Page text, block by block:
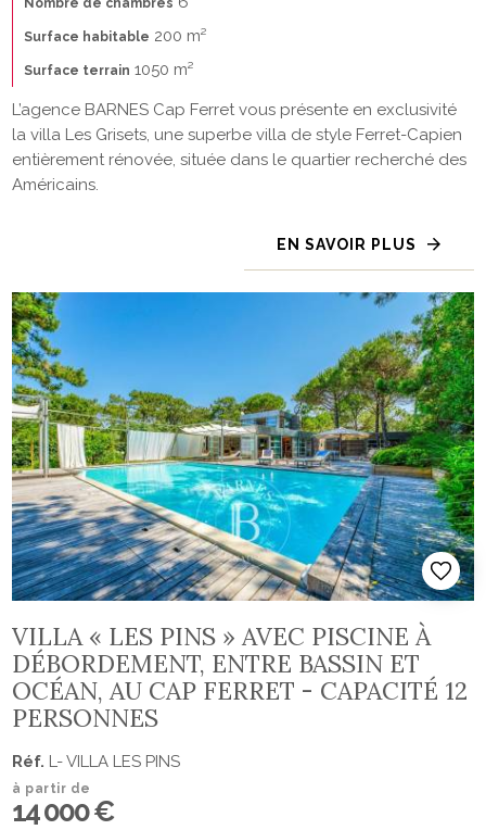
Surface habitable 200 m²
Surface terrain 1050 m²
L’agence BARNES Cap Ferret vous présente en exclusivité
la villa Les Grisets, une superbe villa de style Ferret-Capien
entièrement rénovée, située dans le quartier recherché des
Américains.
EN SAVOIR PLUS
VILLA « LES PINS » AVEC PISCINE À
DÉBORDEMENT, ENTRE BASSIN ET
OCÉAN, AU CAP FERRET - CAPACITÉ 12
PERSONNES
Réf. L- VILLA LES PINS
à partir de
14 000 €